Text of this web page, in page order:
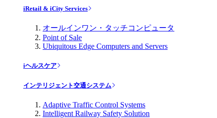
iRetail & iCity Services
オールインワン・タッチコンピュータ
Point of Sale
Ubiquitous Edge Computers and Servers
iヘルスケア
インテリジェント交通システム
Adaptive Traffic Control Systems
Intelligent Railway Safety Solution